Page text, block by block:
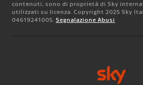
contenuti, sono di proprietà di Sky
utilizzati su licenza. Copyright 2025 Sky
04619241005. Segnalazione Abusi